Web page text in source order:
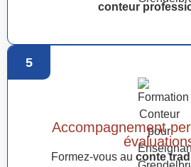
conteur
5
Accompagnement
Formez-vous au conte